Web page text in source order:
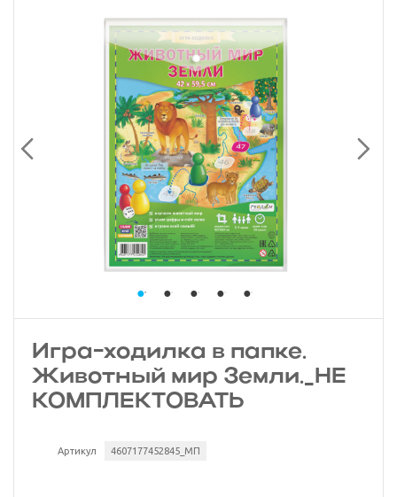
Игра-ходилка в папке.
Животный мир Земли._НЕ
КОМПЛЕКТОВАТЬ
Артикул 4607177452845_МП